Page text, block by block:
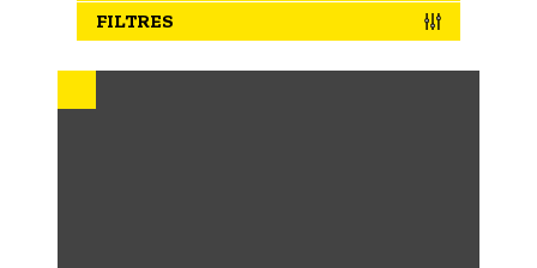
LES OFFRES MYPROVENCE
FILTRES